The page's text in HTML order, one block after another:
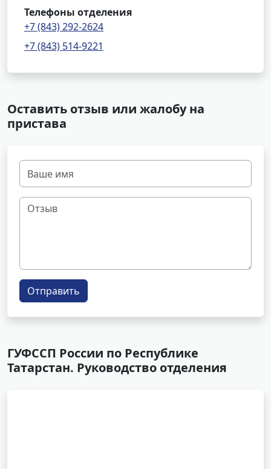
Телефоны отделения
+7 (843) 292-2624
+7 (843) 514-9221
Оставить отзыв или жалобу на
пристава
Отправить
ГУФССП России по Республике
Татарстан. Руководство отделения